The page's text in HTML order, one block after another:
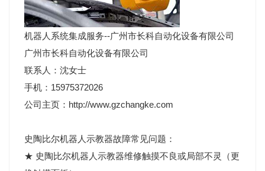
机器人系统集成服务--广州市长科自动化设备有限公司
广州市长科自动化设备有限公司
联系人：沈女士
手机：15975372026
公司主页：http://www.gzchangke.com
史陶比尔机器人示教器故障常见问题：
★ 史陶比尔机器人示教器维修触摸不良或局部不灵（更